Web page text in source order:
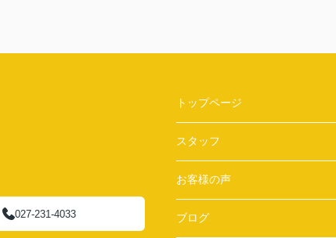
027-231-4033
トップページ
スタッフ
お客様の声
ブログ